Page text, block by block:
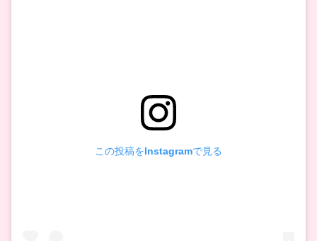
この投稿をInstagramで見る